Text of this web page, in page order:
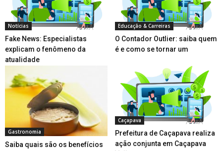
Notícias
Fake News: Especialistas
explicam o fenômeno da
atualidade
Educação & Carreiras
O Contador Outlier: saiba quem
é e como se tornar um
Gastronomia
Saiba quais são os benefícios
Caçapava
Prefeitura de Caçapava realiza
ação conjunta em Caçapava